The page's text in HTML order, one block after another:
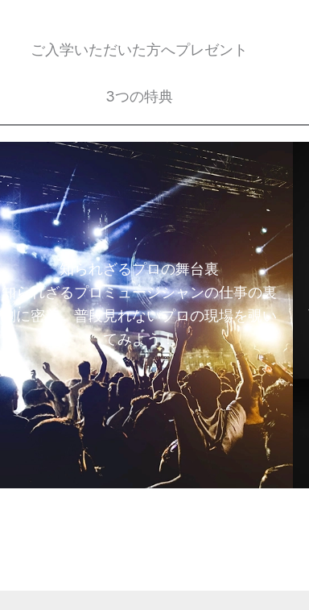
ご入学いただいた方へプレゼント
3つの特典
知られざるプロの舞台裏
知られざるプロミュージシャンの仕事の裏
側に密着。普段見れないプロの現場を覗い
てみよう！